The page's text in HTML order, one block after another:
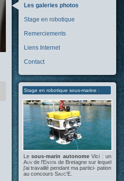
Les galeries photos
Stage en robotique
Remerciements
Liens Internet
Contact
Stage en robotique sous-marine :
Lesous-marin autonomeVici : un
Auv de l'Ensta de Bretagne sur lequel
j'ai travaillé pendant ma partici- pation
au concours Sauc'E